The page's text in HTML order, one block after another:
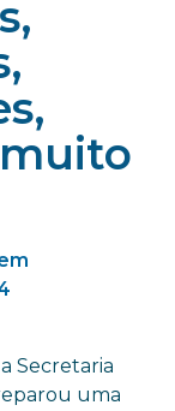
Secretaria
uma